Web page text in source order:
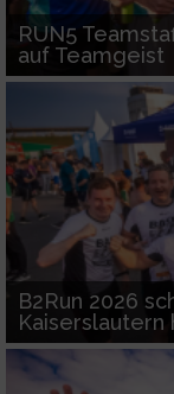
RUN5
auf Teamgeist
B2Run 2026
Kaiserslautern